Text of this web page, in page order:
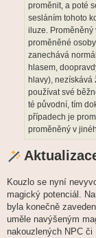
proměnit, a poté
sesláním tohoto
iluze. Proměněný
proměněné
zanechává
hlasem,
hlavy),
používat své
té původní, tím
případech je
proměněný v
Kouzlo se nyní
magický potenciál.
byla konečně
uměle navýšeným
nakouzlených NPC